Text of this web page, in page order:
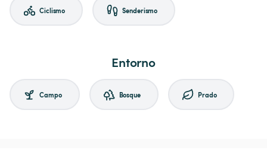
Ciclismo Senderismo
Entorno
Campo Bosque Prado